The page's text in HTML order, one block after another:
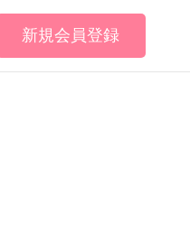
新規会員登録